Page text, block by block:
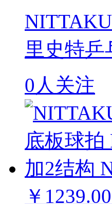
里史特乒
0人关注
￥1239.00